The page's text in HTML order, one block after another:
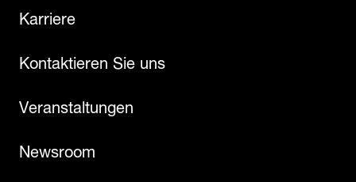
Karriere
Kontaktieren Sie uns
Veranstaltungen
Newsroom